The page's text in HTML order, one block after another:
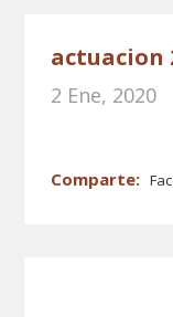
actuacion
2 Ene, 2020